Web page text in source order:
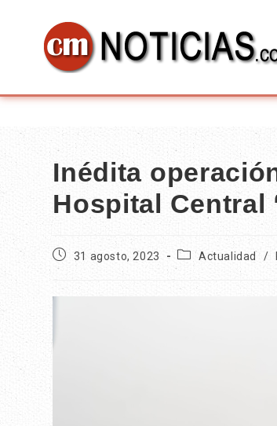
Inédita
Hospital Central
31 agosto, 2023 Actualidad /